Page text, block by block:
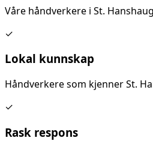
Våre håndverkere i St.
✓
Lokal kunnskap
Håndverkere som kjennerSt.
✓
Rask respons